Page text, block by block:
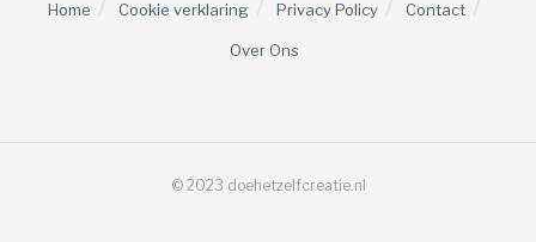
Home Cookie verklaring Privacy Policy Contact
Over Ons
© 2023 doehetzelfcreatie.nl